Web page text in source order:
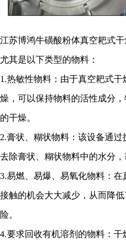
江苏博鸿牛磺酸粉体真空耙式干
尤其是以下类型的物料：
1.热敏性物料：由于真空耙式
燥，可以保持物料的活性成分
的干燥。
2.膏状、糊状物料：该设备通
去除膏状、糊状物料中的水分，
3.易燃、易爆、易氧化物料：
接触的机会大大减少，从而降
险。
4.要求回收有机溶剂的物料：